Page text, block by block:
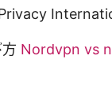
Nordvpn vs